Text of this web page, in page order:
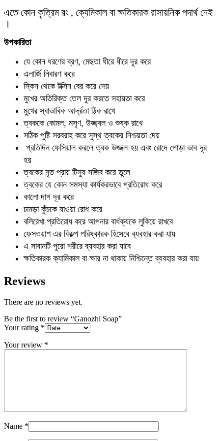
এতে কোন কৃত্রিম রং , ক্যেমিকাল বা ক্ষতিকারক রাসায়নিক পদার্থ নেই
।
উপকারিতা
যে কোন ধরণের ব্রণ, মেছতা ধীরে ধীরে দূর করে
এলার্জি নিবারণ করে
স্কিন থেকে টক্সিন বের করে দেয়
মুখের অতিরিক্ত তেল দূর করতে সহায়তা করে
মুখের স্বাভাবিক আর্দ্রতা ঠিক রাখে
ত্বককে কোমল, মসৃণ, উজ্জ্বল ও শুষ্ক রাখে
সঠিক পুষ্টি সরবরাহ করে সুস্থ ত্বকের নিশ্চয়তা দেয়
প্রতিদিন ফেসিয়াল করলে ত্বক উজ্জল হয় এবং রোদে পোড়া ভাব দূর
হয়
ত্বকের মৃত প্রায় টিস্যু সজিব করে তুলে
ত্বকের যে কোন সমস্যা কার্যকরভাবে প্রতিরোধ করে
কালো দাগ দূর করে
চামড়া কুঁচকে যাওয়া রোধ করে
বলিরেখা প্রতিরোধ করে আপনার বার্ধক্যকে লুকিয়ে রাখবে
ফেসওয়াশ এর বিকল্প পরিষ্কারক হিসেবে ব্যবহার করা যায়
এ সাবানটি পুরো শরীরে ব্যবহার করা যাবে
ক্ষতিকারক ক্যামিকাল বা ক্ষার না থাকায় নিশ্চিন্তে ব্যবহার করা যায়
Reviews
There are no reviews yet.
Be the first to review “Ganozhi Soap”
Your rating *
Your review *
Name *